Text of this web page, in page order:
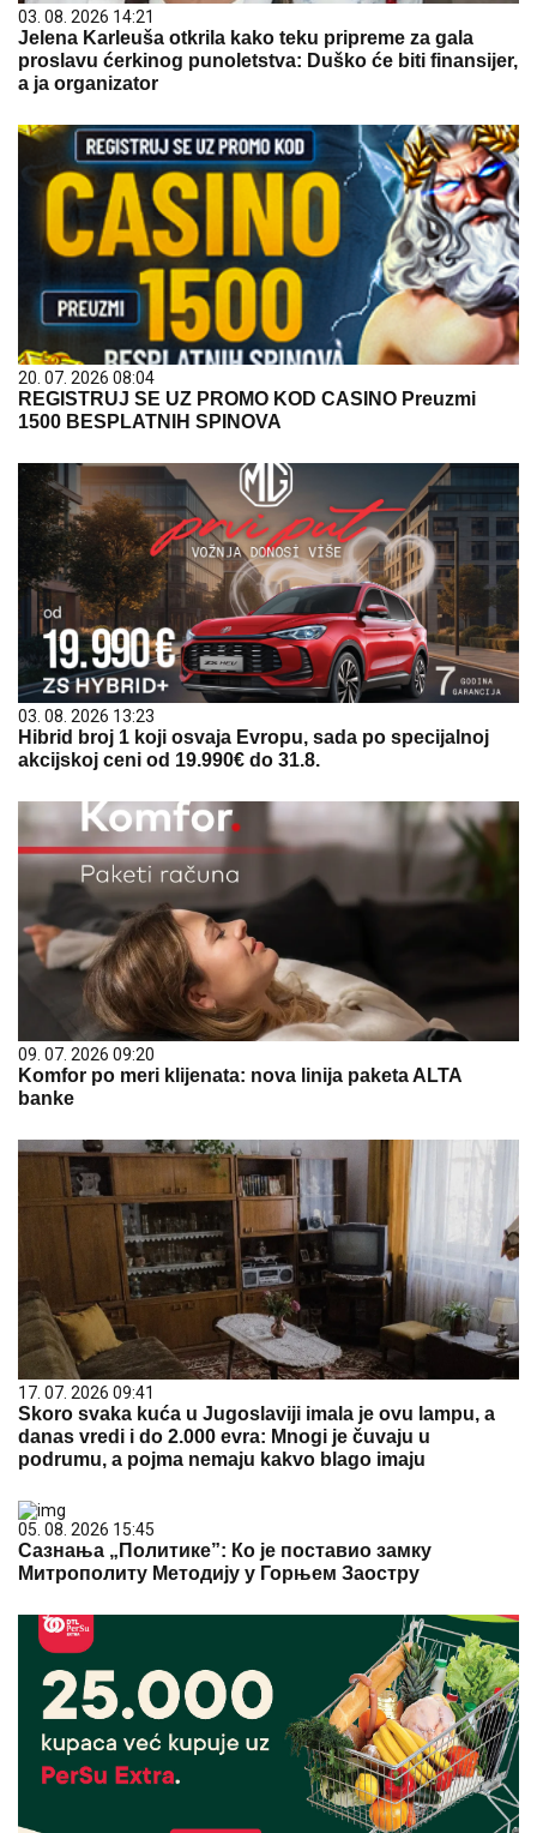
03. 08. 2026 14:21
Jelena Karleuša otkrila kako teku pripreme za gala
proslavu ćerkinog punoletstva: Duško će biti finansijer,
a ja organizator
20. 07. 2026 08:04
REGISTRUJ SE UZ PROMO KOD CASINO Preuzmi
1500 BESPLATNIH SPINOVA
03. 08. 2026 13:23
Hibrid broj 1 koji osvaja Evropu, sada po specijalnoj
akcijskoj ceni od 19.990€ do 31.8.
09. 07. 2026 09:20
Komfor po meri klijenata: nova linija paketa ALTA
banke
17. 07. 2026 09:41
Skoro svaka kuća u Jugoslaviji imala je ovu lampu, a
danas vredi i do 2.000 evra: Mnogi je čuvaju u
podrumu, a pojma nemaju kakvo blago imaju
05. 08. 2026 15:45
Сазнања „Политике”: Ко је поставио замку
Митрополиту Методију у Горњем Заостру